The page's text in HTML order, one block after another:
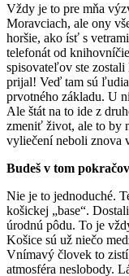
Vždy je to pre mňa
Moravciach, ale ony
horšie, ako ísť s
telefonát od
spisovateľov ste zostali
prijal! Veď tam sú
prvotného základu. U
Ale štát na to ide z
zmeniť život, ale to by
vyliečení neboli znova
Budeš v tom
Nie je to jednoduché.
košickej „base“.
úrodnú pôdu. To je
Košice sú už niečo
Vnímavý človek to
atmosféra neslobody.